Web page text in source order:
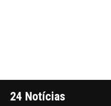
24 Notícias